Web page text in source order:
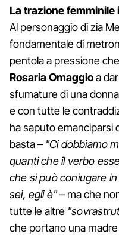
La trazione
Al personaggio di zia
fondamentale di
pentola a pressione
Rosaria Omaggioa
sfumature di una
e con tutte le
ha saputo emanciparsi
basta – "Ci dobbiamo
quanti che il verbo
che si può coniugare
sei, egli è"– ma che
tutte le altre
che portano una